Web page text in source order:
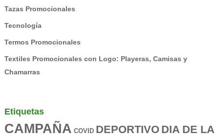
Tazas Promocionales
Tecnología
Termos Promocionales
Textiles Promocionales con Logo: Playeras, Camisas y
Chamarras
Etiquetas
CAMPAÑA COVID DEPORTIVO DIA DE LA